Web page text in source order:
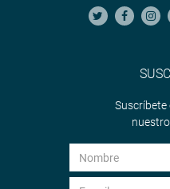
Suscríbete